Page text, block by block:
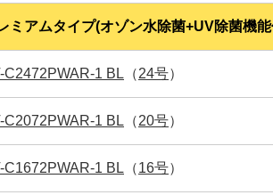
ミアムタイプ(オゾン水除菌+UV除菌機
C2472PWAR-1 BL （24号）
C2072PWAR-1 BL （20号）
C1672PWAR-1 BL （16号）